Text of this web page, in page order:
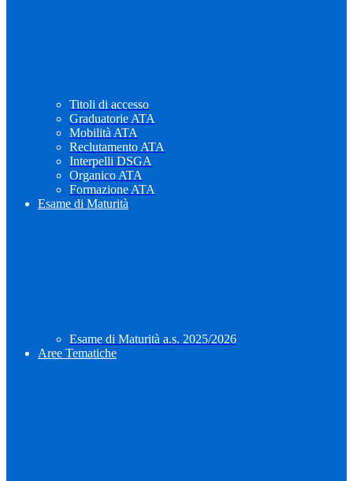
Titoli di accesso
Graduatorie ATA
Mobilità ATA
Reclutamento ATA
Interpelli DSGA
Organico ATA
Formazione ATA
Esame di Maturità
Esame di Maturità a.s. 2025/2026
Aree Tematiche